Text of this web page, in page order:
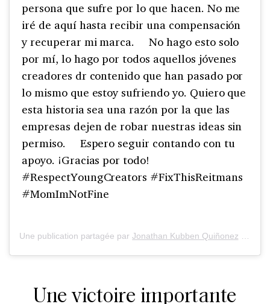
persona que sufre por lo que hacen. No me
iré de aquí hasta recibir una compensación
y recuperar mi marca. ⠀ No hago esto solo
por mí, lo hago por todos aquellos jóvenes
creadores dr contenido que han pasado por
lo mismo que estoy sufriendo yo. Quiero que
esta historia sea una razón por la que las
empresas dejen de robar nuestras ideas sin
permiso. ⠀ Espero seguir contando con tu
apoyo. ¡Gracias por todo! ⠀
#RespectYoungCreators #FixThisReitmans
#MomImNotFine
Une publication partagée parJonathan Kubben Quiñonez
Une victoire importante